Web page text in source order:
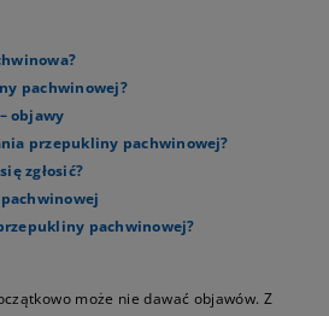
pachwinowej?
objawy
przepukliny pachwinowej?
zgłosić?
pachwinowej?
może nie dawać objawów. Z